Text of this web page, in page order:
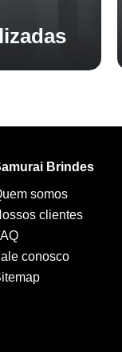
Brindes
somos
clientes
conosco